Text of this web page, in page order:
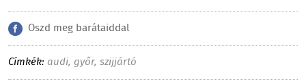
Oszd meg barátaiddal
Címkék: audi, győr, szijjártó